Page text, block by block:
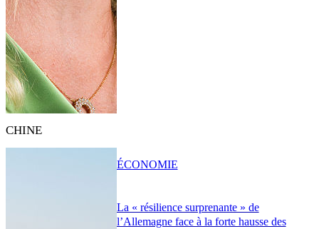
CHINE
La « résilience surprenante » de
l’Allemagne face à la forte hausse des
ÉCONOMIE